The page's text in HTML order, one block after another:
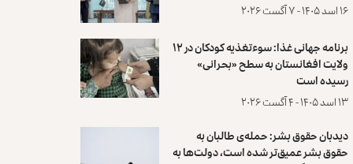
۱۶ اسد ۱۴۰۵ - ۷ آگست ۲۰۲۶
برنامه جهانی غذا: سوءتغذیه کودکان در ۱۲
ولایت افغانستان به سطح «بحرانی»
رسیده است
۱۳ اسد ۱۴۰۵ - ۴ آگست ۲۰۲۶
دیدبان حقوق بشر: حمله‌ی طالبان به
حقوق بشر عمیق‌تر شده است، دولت‌ها به